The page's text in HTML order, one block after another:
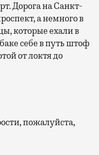
Дорога на Санкт-
а немного в
которые ехали в
себе в путь штоф
от локтя до
пожалуйста,